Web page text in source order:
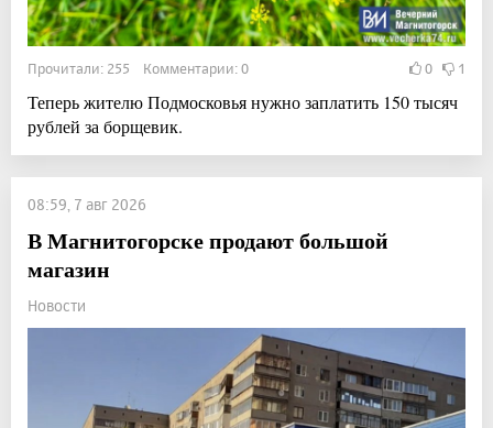
Прочитали: 255 Комментарии: 0 0 1
Теперь жителю Подмосковья нужно заплатить 150 тысяч
рублей за борщевик.
08:59, 7 авг 2026
В Магнитогорске продают большой
магазин
Новости